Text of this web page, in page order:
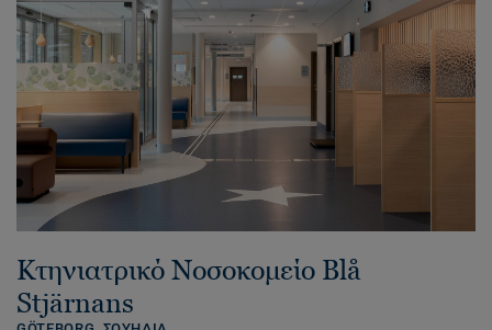
Κτηνιατρικό Νοσοκομείο Blå
Stjärnans